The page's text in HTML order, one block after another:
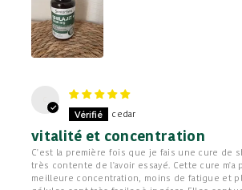
cedar
vitalité et concentration
C'est la première fois que je fais une cure de
très contente de l'avoir essayé. Cette cure m'a
meilleure concentration, moins de fatigue et